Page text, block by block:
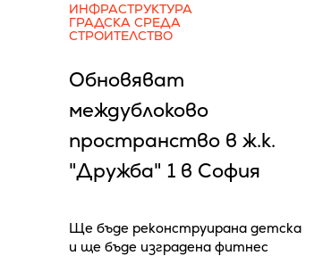
ИНФРАСТРУКТУРА
ГРАДСКА СРЕДА
СТРОИТЕЛСТВО
Обновяват
междублоково
пространство в ж.к.
"Дружба" 1 в София
Ще бъде реконструирана детска
и ще бъде изградена фитнес